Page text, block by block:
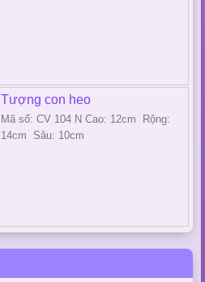
Tượng con heo
Mã số: CV 104 N Cao: 12cm Rộng:
14cm Sâu: 10cm